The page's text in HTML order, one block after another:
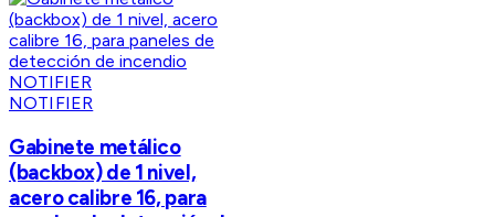
NOTIFIER
Gabinete metálico
(backbox) de 1 nivel,
acero calibre 16, para